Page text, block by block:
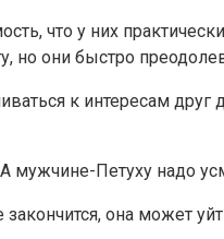
что у них
но они быстро
к интересам
Петуху надо
она может